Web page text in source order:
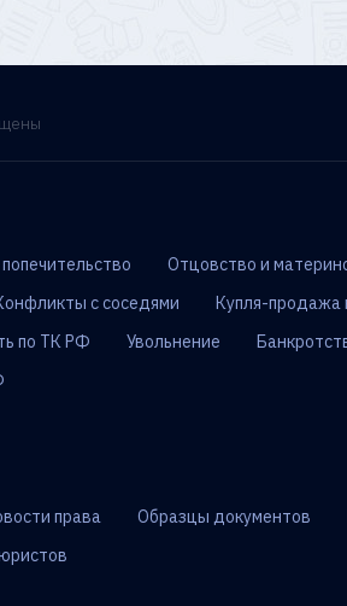
Отцовство и
с соседями Купля-
по ТК РФ Увольнение
права Образцы документов